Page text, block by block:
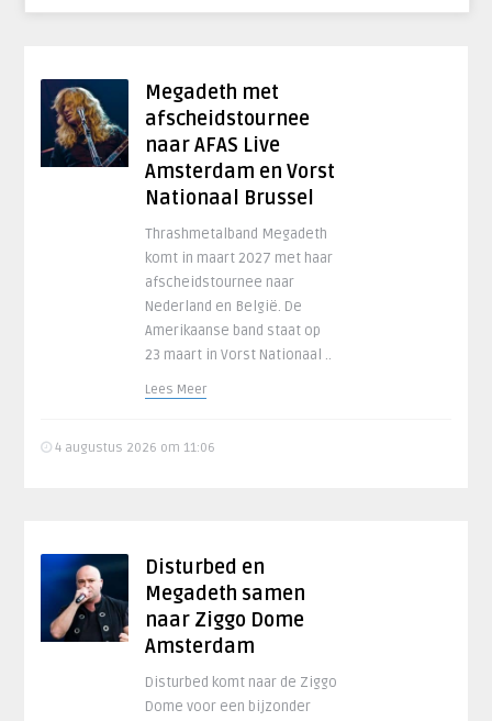
Megadeth met
afscheidstournee
naar AFAS Live
Amsterdam en Vorst
Nationaal Brussel
Thrashmetalband Megadeth
komt in maart 2027 met haar
afscheidstournee naar
Nederland en België. De
Amerikaanse band staat op
23 maart in Vorst Nationaal ..
Lees Meer
4 augustus 2026 om 11:06
Disturbed en
Megadeth samen
naar Ziggo Dome
Amsterdam
Disturbed komt naar de Ziggo
Dome voor een bijzonder